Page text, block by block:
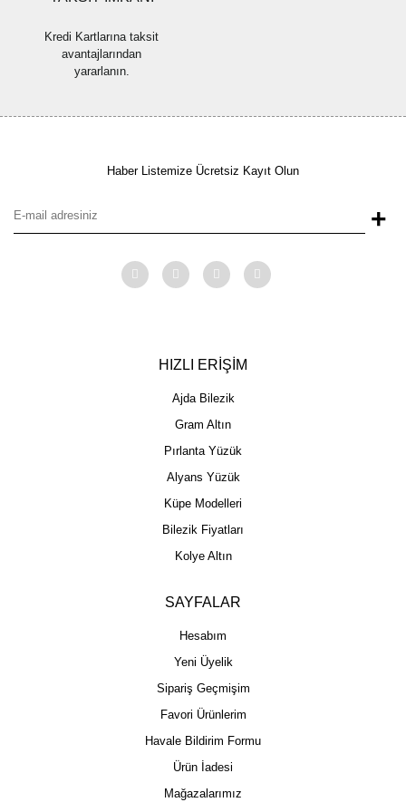
Kredi Kartlarına taksit
avantajlarından
yararlanın.
Haber Listemize Ücretsiz Kayıt Olun
+
HIZLI ERİŞİM
Ajda Bilezik
Gram Altın
Pırlanta Yüzük
Alyans Yüzük
Küpe Modelleri
Bilezik Fiyatları
Kolye Altın
SAYFALAR
Hesabım
Yeni Üyelik
Sipariş Geçmişim
Favori Ürünlerim
Havale Bildirim Formu
Ürün İadesi
Mağazalarımız